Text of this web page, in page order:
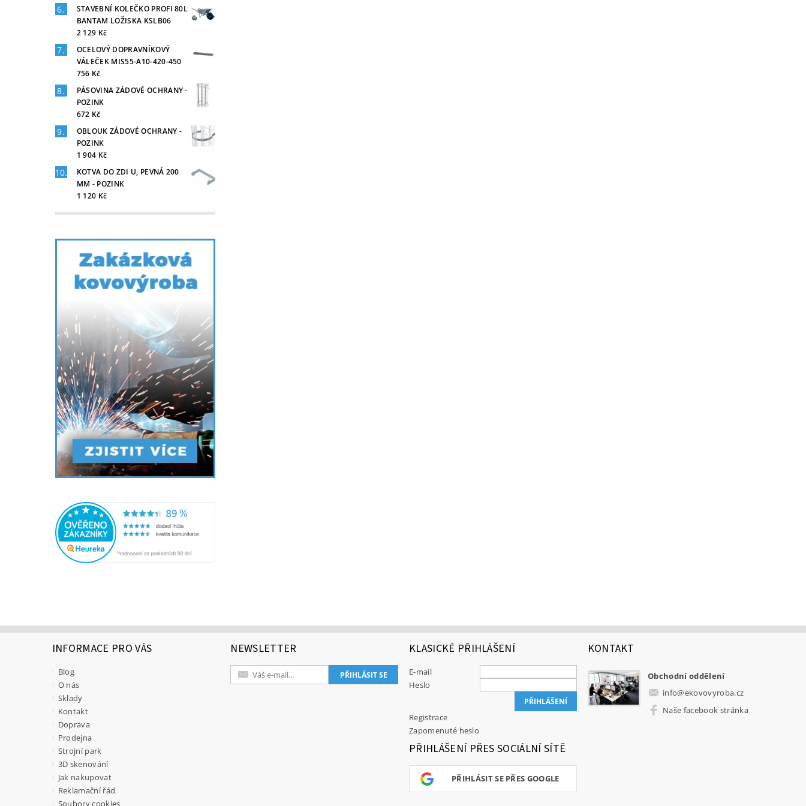
STAVEBNÍ KOLEČKO PROFI 80L
BANTAM LOŽISKA KSLB06
2 129 Kč
OCELOVÝ DOPRAVNÍKOVÝ
VÁLEČEK MIS55-A10-420-450
756 Kč
PÁSOVINA ZÁDOVÉ OCHRANY -
POZINK
672 Kč
OBLOUK ZÁDOVÉ OCHRANY -
POZINK
1 904 Kč
KOTVA DO ZDI U, PEVNÁ 200
MM - POZINK
1 120 Kč
INFORMACE PRO VÁS
Blog
O nás
Sklady
Kontakt
Doprava
Prodejna
Strojní park
3D skenování
Jak nakupovat
Reklamační řád
Soubory cookies
NEWSLETTER KLASICKÉ PŘIHLÁŠENÍ
E-mail
Heslo
Registrace
Zapomenuté heslo
PŘIHLÁŠENÍ PŘES SOCIÁLNÍ SÍTĚ
PŘIHLÁSIT SE PŘES GOOGLE
KONTAKT
Obchodní oddělení
info@ekovovyroba.cz
Naše facebook stránka